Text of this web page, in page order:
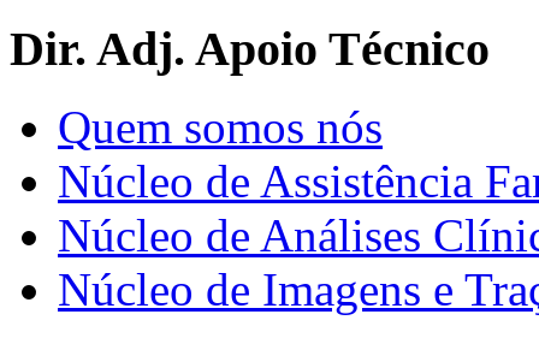
Dir. Adj. Apoio Técnico
Quem somos nós
Núcleo de Assistência
Núcleo de Análises
Núcleo de Imagens e